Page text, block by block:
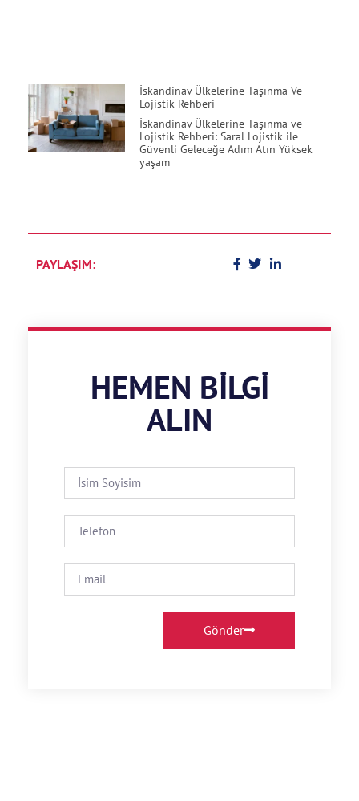
İskandinav Ülkelerine Taşınma Ve
Lojistik Rehberi
İskandinav Ülkelerine Taşınma ve
Lojistik Rehberi: Saral Lojistik ile
Güvenli Geleceğe Adım Atın Yüksek
yaşam
PAYLAŞIM:
HEMEN BILGI
ALIN
Gönder